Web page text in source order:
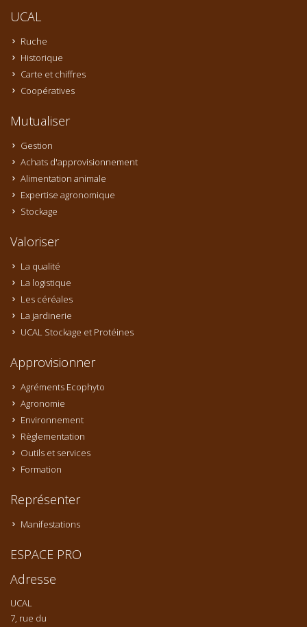
UCAL
Ruche
Historique
Carte et chiffres
Coopératives
Mutualiser
Gestion
Achats d'approvisionnement
Alimentation animale
Expertise agronomique
Stockage
Valoriser
La qualité
La logistique
Les céréales
La jardinerie
UCAL Stockage et Protéines
Approvisionner
Agréments Ecophyto
Agronomie
Environnement
Règlementation
Outils et services
Formation
Représenter
Manifestations
ESPACE PRO
Adresse
UCAL
7, rue du